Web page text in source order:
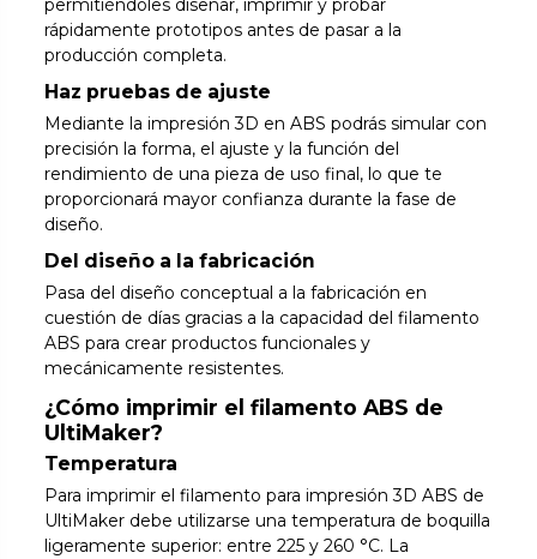
rápidamente prototipos antes de pasar a la
producción completa.
Haz pruebas de ajuste
Mediante la impresión 3D en ABS podrás simular con
precisión la forma, el ajuste y la función del
rendimiento de una pieza de uso final, lo que te
proporcionará mayor confianza durante la fase de
diseño.
Del diseño a la fabricación
Pasa del diseño conceptual a la fabricación en
cuestión de días gracias a la capacidad del filamento
ABS para crear productos funcionales y
mecánicamente resistentes.
¿Cómo imprimir el filamento ABS de
UltiMaker?
Temperatura
Para imprimir el filamento para impresión 3D ABS de
UltiMaker debe utilizarse una temperatura de boquilla
ligeramente superior: entre 225 y 260 °C. La